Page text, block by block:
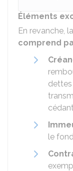
Éléments
En revanche,
comprend
le